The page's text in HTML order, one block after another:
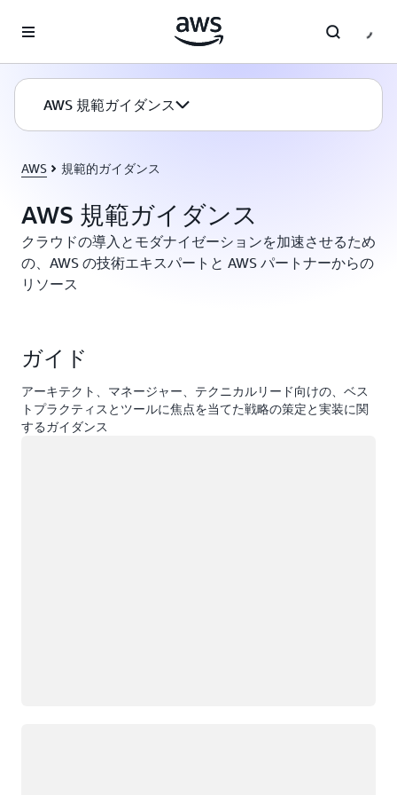
AWS 規範ガイダンス
AWS 規範的ガイダンス
AWS 規範ガイダンス
クラウドの導入とモダナイゼーションを加速させるため
の、AWS の技術エキスパートと AWS パートナーからの
リソース
ガイド
アーキテクト、マネージャー、テクニカルリード向けの、ベス
トプラクティスとツールに焦点を当てた戦略の策定と実装に関
するガイダンス